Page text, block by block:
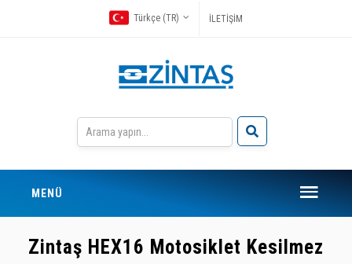
Türkçe (TR) İLETİŞİM
MENÜ
Zintaş HEX16 Motosiklet Kesilmez